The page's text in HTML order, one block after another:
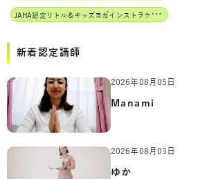
J
AHA認定リトル＆キッズヨガインストラクター
新着認定講師
2026年08月05日
Manami
2026年08月03日
ゆか